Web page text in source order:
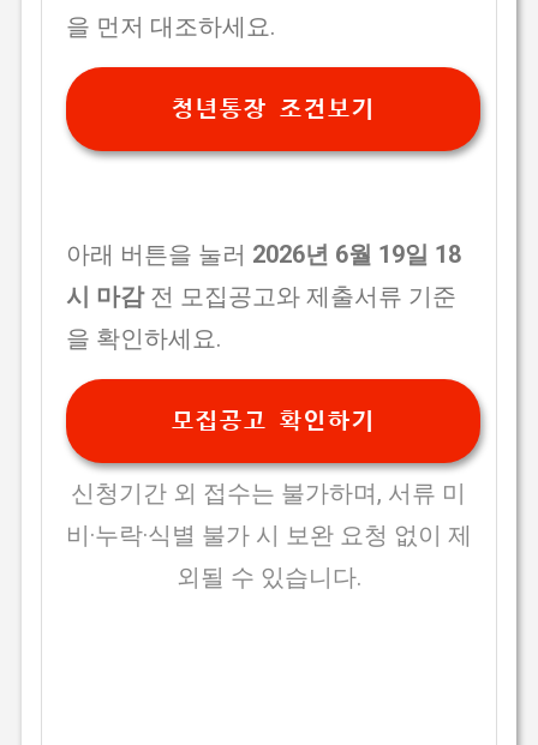
을 먼저 대조하세요.
청년통장 조건보기
아래 버튼을 눌러 2026년 6월 19일 18
시 마감전 모집공고와 제출서류 기준
을 확인하세요.
모집공고 확인하기
신청기간 외 접수는 불가하며, 서류 미
비·누락·식별 불가 시 보완 요청 없이 제
외될 수 있습니다.